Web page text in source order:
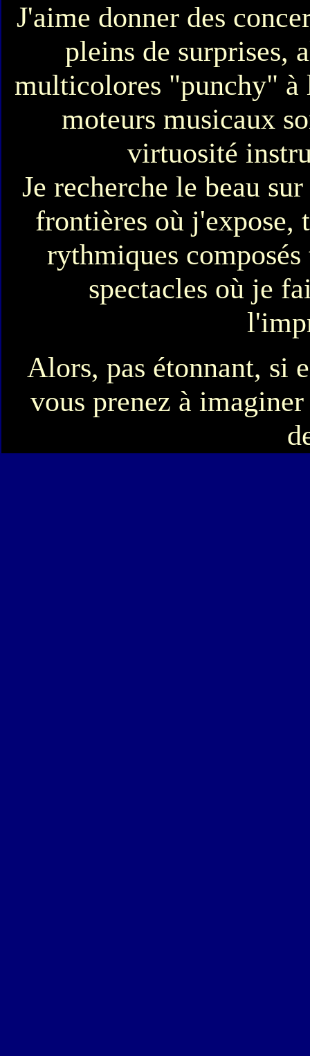
J'aime donner des
pleins de surprises,
multicolores "punchy"
moteurs musicaux
virtuosité
Je recherche le beau
frontières où j'expose,
rythmiques
spectacles où je
Alors, pas étonnant, si
vous prenez à